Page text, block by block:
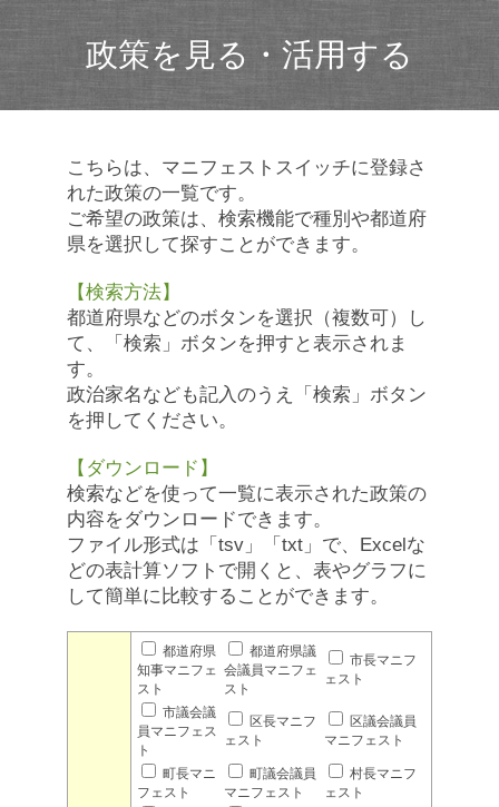
政策を見る・活用する
こちらは、マニフェストスイッチに登録さ
れた政策の一覧です。
ご希望の政策は、検索機能で種別や都道府
県を選択して探すことができます。
【検索方法】
都道府県などのボタンを選択（複数可）し
て、「検索」ボタンを押すと表示されま
す。
政治家名なども記入のうえ「検索」ボタン
を押してください。
【ダウンロード】
検索などを使って一覧に表示された政策の
内容をダウンロードできます。
ファイル形式は「tsv」「txt」で、Excelな
どの表計算ソフトで開くと、表やグラフに
して簡単に比較することができます。
都道府県
知事マニフェ
スト
都道府県議
会議員マニフェ
スト
市長マニフ
ェスト
市議会議
員マニフェス
ト
区長マニフ
ェスト
区議会議員
マニフェスト
町長マニ
フェスト
町議会議員
マニフェスト
村長マニフ
ェスト